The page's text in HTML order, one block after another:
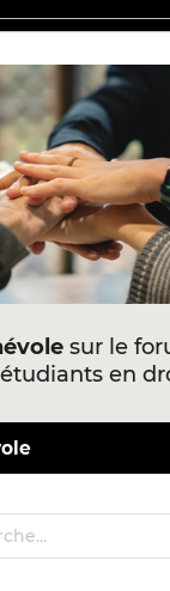
sur le
en